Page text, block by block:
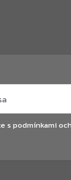
s podmínkami